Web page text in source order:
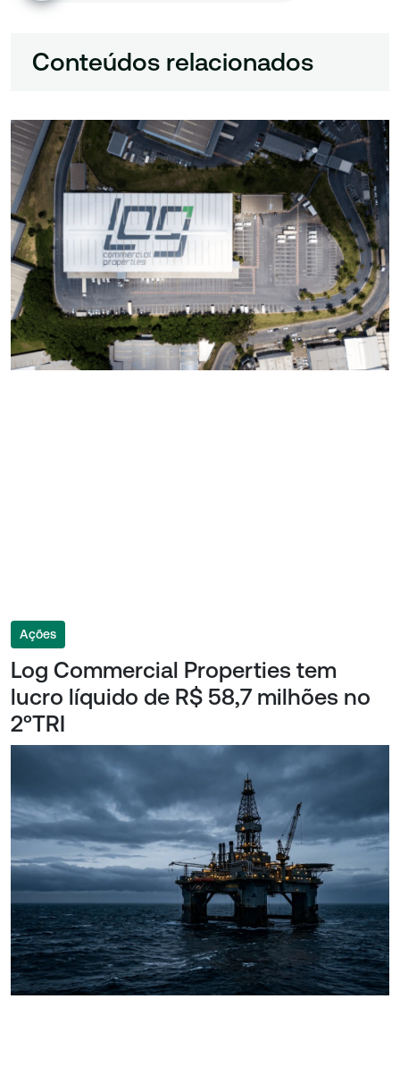
Conteúdos relacionados
Ações
Log Commercial Properties tem
lucro líquido de R$ 58,7 milhões no
2ºTRI